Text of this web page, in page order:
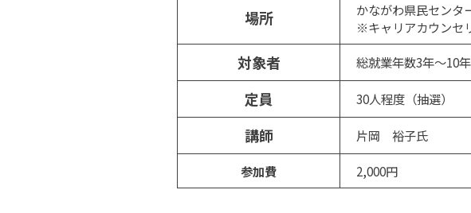
場所
かながわ県民センタ
※キャリアカウンセ
対象者 総就業年数3年～10
定員 30人程度（抽選）
講師 片岡 裕子氏
参加費 2,000円